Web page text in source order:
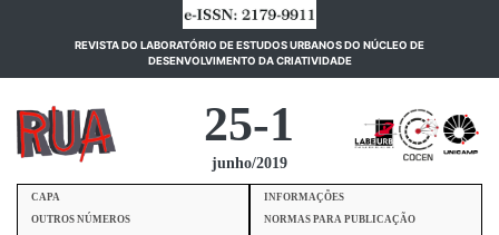
REVISTA DO LABORATÓRIO DE ESTUDOS URBANOS DO NÚCLEO DE
DESENVOLVIMENTO DA CRIATIVIDADE(current)
25-1
junho/2019
CAPA
INFORMAÇÕES
OUTROS NÚMEROS
NORMAS PARA PUBLICAÇÃO